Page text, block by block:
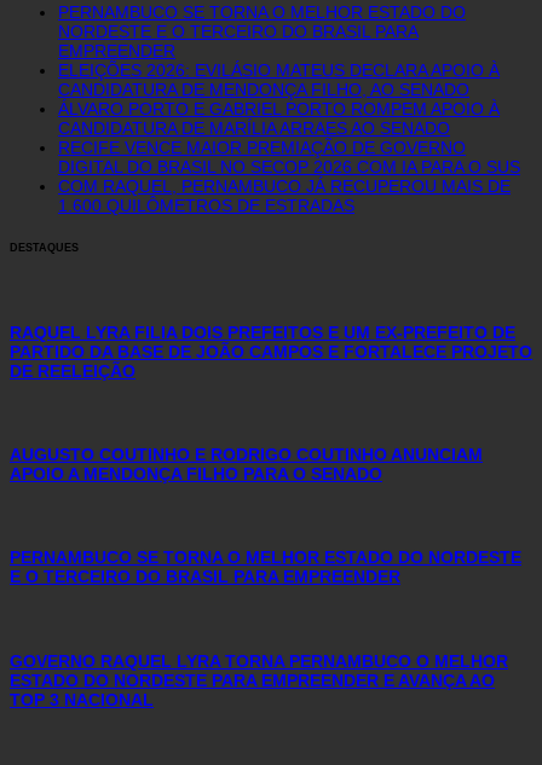
PERNAMBUCO SE TORNA O MELHOR ESTADO DO
NORDESTE E O TERCEIRO DO BRASIL PARA
EMPREENDER
ELEIÇÕES 2026: EVILÁSIO MATEUS DECLARA APOIO À
CANDIDATURA DE MENDONÇA FILHO, AO SENADO
ÁLVARO PORTO E GABRIEL PORTO ROMPEM APOIO À
CANDIDATURA DE MARÍLIA ARRAES AO SENADO
RECIFE VENCE MAIOR PREMIAÇÃO DE GOVERNO
DIGITAL DO BRASIL NO SECOP 2026 COM IA PARA O SUS
COM RAQUEL, PERNAMBUCO JÁ RECUPEROU MAIS DE
1.600 QUILÔMETROS DE ESTRADAS
DESTAQUES
RAQUEL LYRA FILIA DOIS PREFEITOS E UM EX-PREFEITO DE
PARTIDO DA BASE DE JOÃO CAMPOS E FORTALECE PROJETO
DE REELEIÇÃO
AUGUSTO COUTINHO E RODRIGO COUTINHO ANUNCIAM
APOIO A MENDONÇA FILHO PARA O SENADO
PERNAMBUCO SE TORNA O MELHOR ESTADO DO NORDESTE
E O TERCEIRO DO BRASIL PARA EMPREENDER
GOVERNO RAQUEL LYRA TORNA PERNAMBUCO O MELHOR
ESTADO DO NORDESTE PARA EMPREENDER E AVANÇA AO
TOP 3 NACIONAL